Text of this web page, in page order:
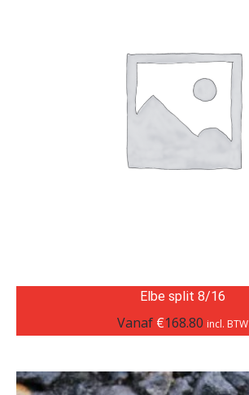
Elbe split 8/16
Vanaf €168.80 incl. BTW